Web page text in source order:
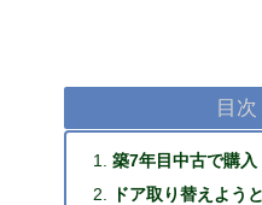
目次
築7年目中古で購入
ドア取り替えよう